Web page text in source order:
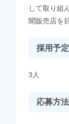
して取り組
聞販売店を
採用予
3人
応募方法